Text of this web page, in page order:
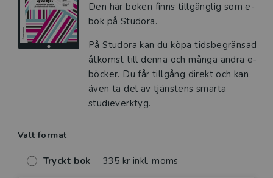
Den här boken finns tillgänglig som e-
bok på Studora.
På Studora kan du köpa tidsbegränsad
åtkomst till denna och många andra e-
böcker. Du får tillgång direkt och kan
även ta del av tjänstens smarta
studieverktyg.
Valt format
Tryckt bok 335 kr inkl. moms